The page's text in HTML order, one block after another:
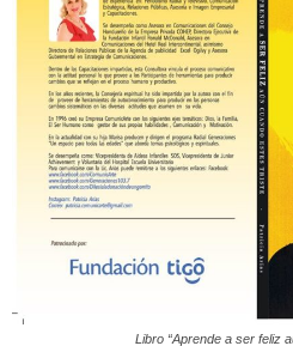
Libro “Aprende a ser feliz